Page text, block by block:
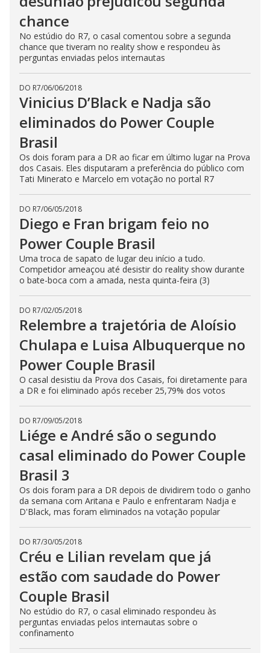
chance
No estúdio do R7, o casal comentou sobre a segunda
chance que tiveram no reality show e respondeu às
perguntas enviadas pelos internautas
DO R7/06/06/2018
Vinicius D’Black e Nadja são
eliminados do Power Couple
Brasil
Os dois foram para a DR ao ficar em último lugar na Prova
dos Casais. Eles disputaram a preferência do público com
Tati Minerato e Marcelo em votação no portal R7
DO R7/06/05/2018
Diego e Fran brigam feio no
Power Couple Brasil
Uma troca de sapato de lugar deu início a tudo.
Competidor ameaçou até desistir do reality show durante
o bate-boca com a amada, nesta quinta-feira (3)
DO R7/02/05/2018
Relembre a trajetória de Aloísio
Chulapa e Luisa Albuquerque no
Power Couple Brasil
O casal desistiu da Prova dos Casais, foi diretamente para
a DR e foi eliminado após receber 25,79% dos votos
DO R7/09/05/2018
Liége e André são o segundo
casal eliminado do Power Couple
Brasil 3
Os dois foram para a DR depois de dividirem todo o ganho
da semana com Aritana e Paulo e enfrentaram Nadja e
D'Black, mas foram eliminados na votação popular
DO R7/30/05/2018
Créu e Lilian revelam que já
estão com saudade do Power
Couple Brasil
No estúdio do R7, o casal eliminado respondeu às
perguntas enviadas pelos internautas sobre o
confinamento